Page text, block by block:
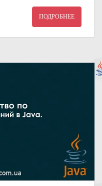
ПОДРОБНЕЕ